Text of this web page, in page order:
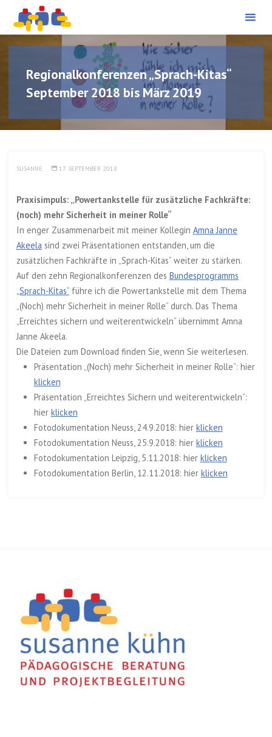
content
Regionalkonferenzen „Sprach-Kitas“
September 2018 bis März 2019
SUSANNE 17. SEPTEMBER 2018
Praxisimpuls: „Powertankstelle für zusätzliche Fachkräfte:
(noch) mehr Sicherheit in meiner Rolle“
In enger Zusammenarbeit mit meiner Kollegin Amna Janne
Akeela sind zwei Präsentationen entstanden, um die
zusätzlichen Fachkräfte in „Sprach-Kitas“ weiter zu stärken.
Auf den zehn Regionalkonferenzen des Bundesprogramms
„Sprach-Kitas“führe ich die Powertankstelle mit dem Thema
„(Noch) mehr Sicherheit in meiner Rolle“ durch. Das Thema
„Erreichtes sichern und weiterentwickeln“ übernimmt Amna
Janne Akeela.
Die Dateien zum Download finden Sie, wenn Sie weiterlesen.
Präsentation „(Noch) mehr Sicherheit in meiner Rolle“: hier
klicken
Präsentation „Erreichtes Sichern und weiterentwickeln“:
hier klicken
Fotodokumentation Neuss, 24.9.2018: hier klicken
Fotodokumentation Neuss, 25.9.2018: hier klicken
Fotodokumentation Leipzig, 5.11.2018: hier klicken
Fotodokumentation Berlin, 12.11.2018: hier klicken